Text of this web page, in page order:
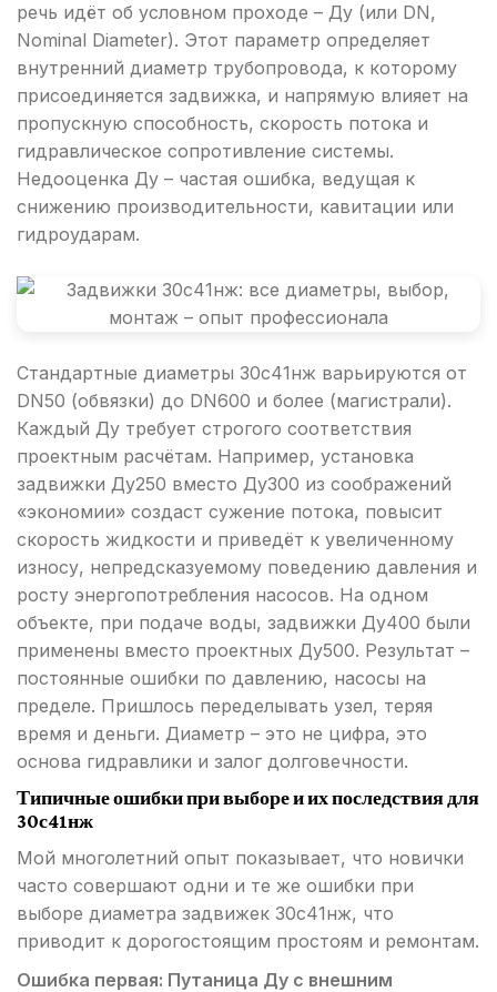
речь идёт об условном проходе – Ду (или DN,
Nominal Diameter). Этот параметр определяет
внутренний диаметр трубопровода, к которому
присоединяется задвижка, и напрямую влияет на
пропускную способность, скорость потока и
гидравлическое сопротивление системы.
Недооценка Ду – частая ошибка, ведущая к
снижению производительности, кавитации или
гидроударам.
Стандартные диаметры 30с41нж варьируются от
DN50 (обвязки) до DN600 и более (магистрали).
Каждый Ду требует строгого соответствия
проектным расчётам. Например, установка
задвижки Ду250 вместо Ду300 из соображений
«экономии» создаст сужение потока, повысит
скорость жидкости и приведёт к увеличенному
износу, непредсказуемому поведению давления и
росту энергопотребления насосов. На одном
объекте, при подаче воды, задвижки Ду400 были
применены вместо проектных Ду500. Результат –
постоянные ошибки по давлению, насосы на
пределе. Пришлось переделывать узел, теряя
время и деньги. Диаметр – это не цифра, это
основа гидравлики и залог долговечности.
Типичные ошибки при выборе и их последствия для
30с41нж
Мой многолетний опыт показывает, что новички
часто совершают одни и те же ошибки при
выборе диаметра задвижек 30с41нж, что
приводит к дорогостоящим простоям и ремонтам.
Ошибка первая: Путаница Ду с внешним